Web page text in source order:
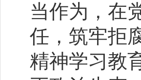
当作为，在
任，筑牢拒
精神学习教